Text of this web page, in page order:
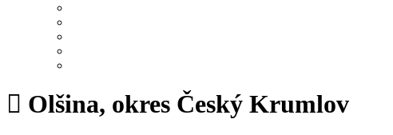
Olšina, okres Český Krumlov